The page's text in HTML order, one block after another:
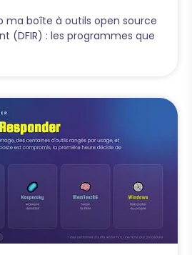
ma boîte à outils open source
(DFIR) : les programmes que